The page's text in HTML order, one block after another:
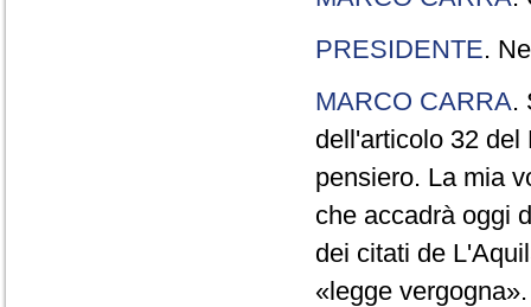
PRESIDENTE.
MARCO CARRA.
dell'articolo 32 del
pensiero. La mia
che accadrà oggi
dei citati de
«legge